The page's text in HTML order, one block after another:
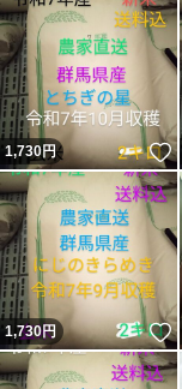
1,730円
1,730円